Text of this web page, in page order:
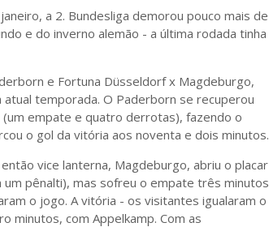
a 2. Bundesliga demorou pouco mais de
e do inverno alemão - a última rodada tinha
e Fortuna Düsseldorf x Magdeburgo,
temporada. O Paderborn se recuperou
empate e quatro derrotas), fazendo o
o gol da vitória aos noventa e dois minutos.
vice lanterna, Magdeburgo, abriu o placar
pênalti), mas sofreu o empate três minutos
o jogo. A vitória - os visitantes igualaram o
minutos, com Appelkamp. Com as